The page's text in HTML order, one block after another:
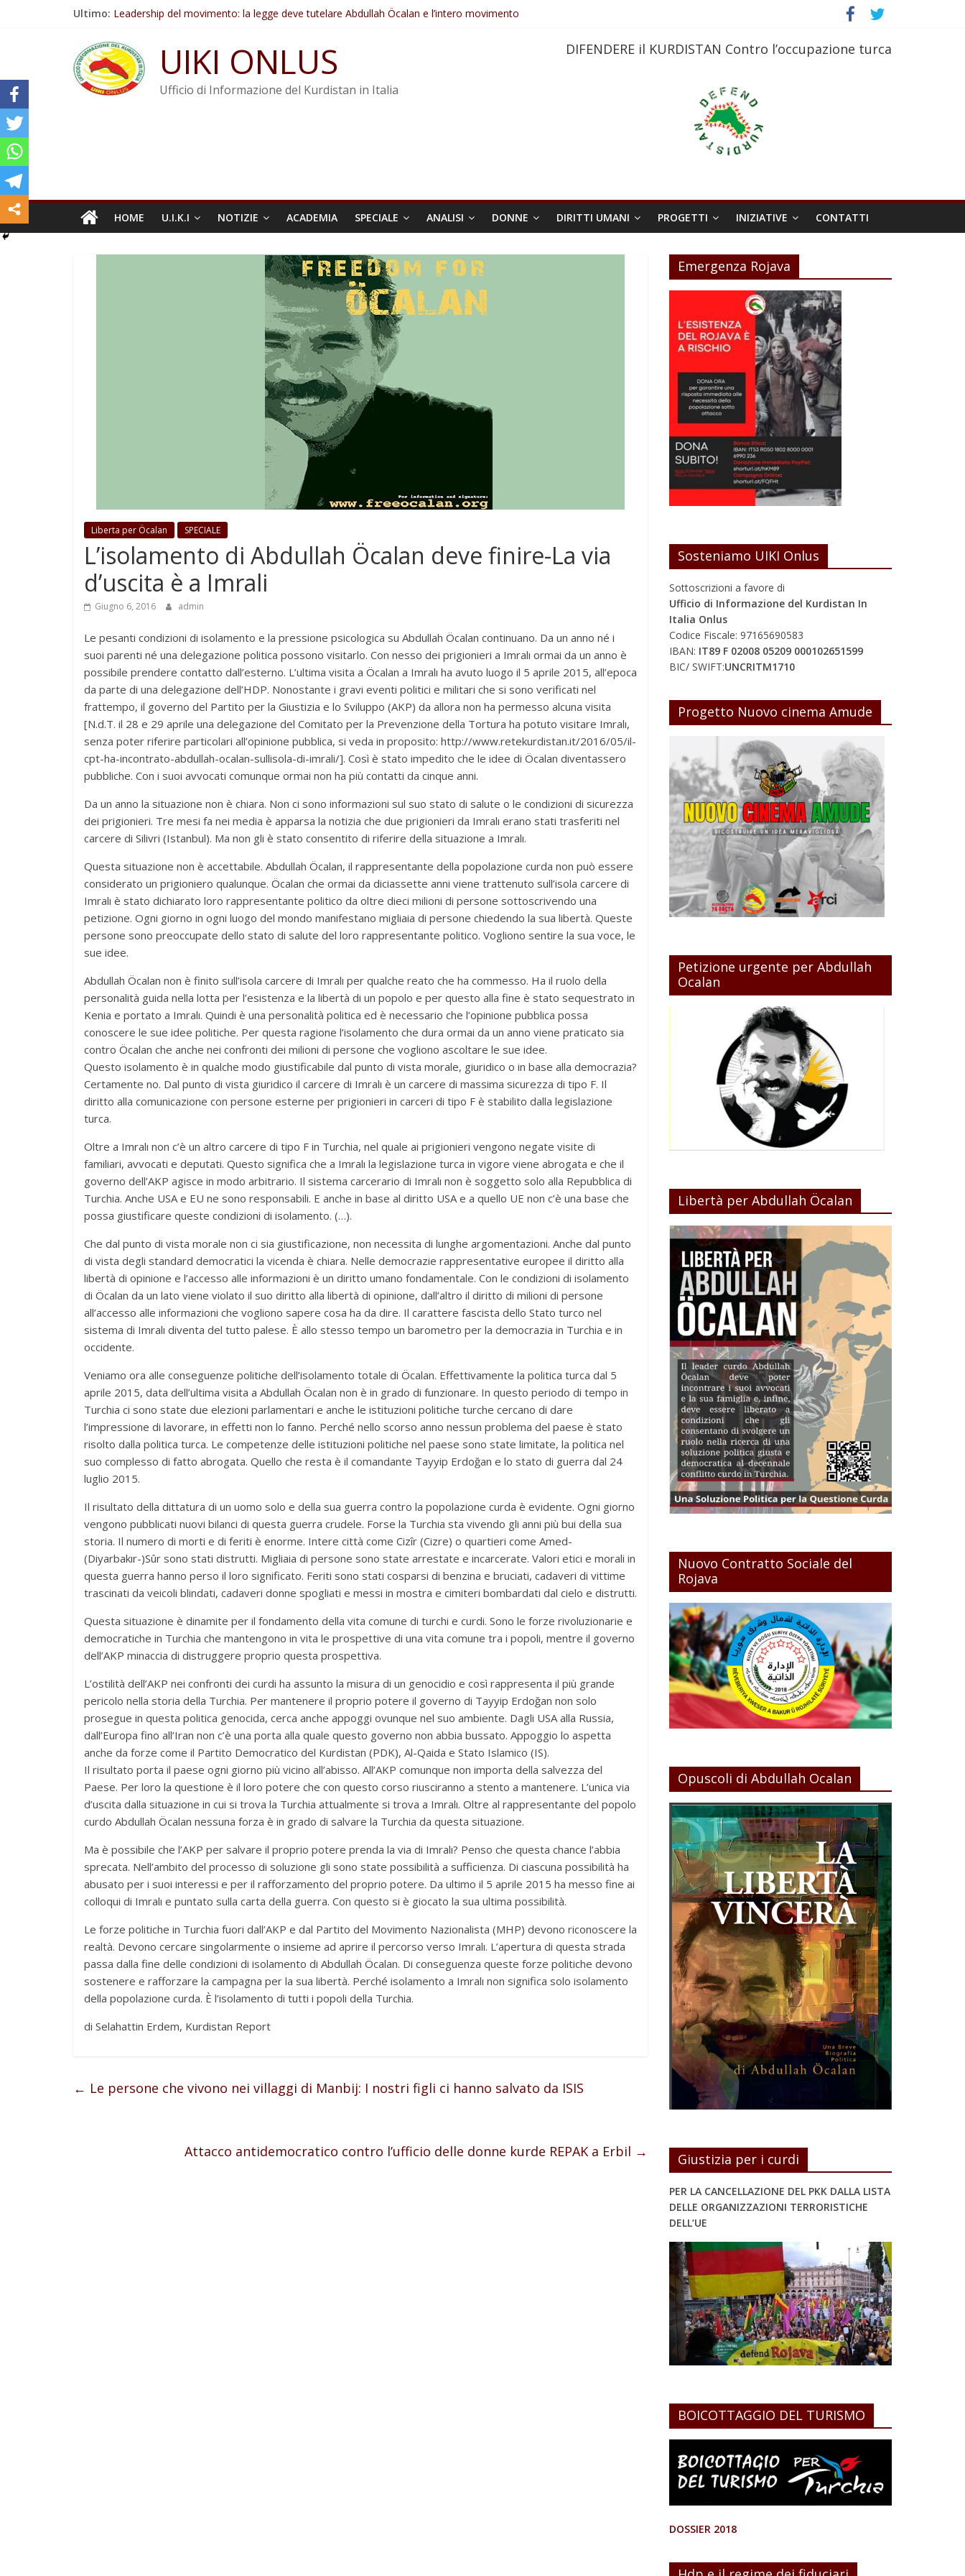
Ultimo: Leadership del movimento: la legge deve tutelare Abdullah Öcalan e l’intero movimento
Non tenere conto della situazione di Rêber Apo ostacolerebbe l’attuazione della legge
Il KNK chiede un’azione internazionale contro i crimini di guerra dell’Iran
Abdullah Öcalan: Le legge negativa deve essere trasformata in legge positiva
UIKI ONLUS
Ufficio di Informazione del Kurdistan in Italia
DIFENDERE il KURDISTAN Contro l’occupazione turca
HOME U.I.K.I NOTIZIE ACADEMIA SPECIALE ANALISI DONNE DIRITTI UMANI PROGETTI INIZIATIVE CONTATTI
Liberta per Öcalan SPECIALE
L’isolamento di Abdullah Öcalan deve finire-La via
d’uscita è a Imrali
Giugno 6, 2016 admin
Le pesanti condizioni di isolamento e la pressione psicologica su Abdullah Öcalan continuano. Da un anno né i
suoi parenti né una delegazione politica possono visitarlo. Con nesso dei prigionieri a Imralı ormai da un anno è
possibile prendere contatto dall’esterno. L’ultima visita a Öcalan a Imralı ha avuto luogo il 5 aprile 2015, all’epoca
da parte di una delegazione dell’HDP. Nonostante i gravi eventi politici e militari che si sono verificati nel
frattempo, il governo del Partito per la Giustizia e lo Sviluppo (AKP) da allora non ha permesso alcuna visita
[N.d.T. il 28 e 29 aprile una delegazione del Comitato per la Prevenzione della Tortura ha potuto visitare Imralı,
senza poter riferire particolari all’opinione pubblica, si veda in proposito: http://www.retekurdistan.it/2016/05/il-
cpt-ha-incontrato-abdullah-ocalan-sullisola-di-imrali/]. Così è stato impedito che le idee di Öcalan diventassero
pubbliche. Con i suoi avvocati comunque ormai non ha più contatti da cinque anni.
Da un anno la situazione non è chiara. Non ci sono informazioni sul suo stato di salute o le condizioni di sicurezza
dei prigionieri. Tre mesi fa nei media è apparsa la notizia che due prigionieri da Imralı erano stati trasferiti nel
carcere di Silivri (Istanbul). Ma non gli è stato consentito di riferire della situazione a Imralı.
Questa situazione non è accettabile. Abdullah Öcalan, il rappresentante della popolazione curda non può essere
considerato un prigioniero qualunque. Öcalan che ormai da diciassette anni viene trattenuto sull’isola carcere di
Imralı è stato dichiarato loro rappresentante politico da oltre dieci milioni di persone sottoscrivendo una
petizione. Ogni giorno in ogni luogo del mondo manifestano migliaia di persone chiedendo la sua libertà. Queste
persone sono preoccupate dello stato di salute del loro rappresentante politico. Vogliono sentire la sua voce, le
sue idee.
Abdullah Öcalan non è finito sull’isola carcere di Imralı per qualche reato che ha commesso. Ha il ruolo della
personalità guida nella lotta per l’esistenza e la libertà di un popolo e per questo alla fine è stato sequestrato in
Kenia e portato a Imralı. Quindi è una personalità politica ed è necessario che l’opinione pubblica possa
conoscere le sue idee politiche. Per questa ragione l’isolamento che dura ormai da un anno viene praticato sia
contro Öcalan che anche nei confronti dei milioni di persone che vogliono ascoltare le sue idee.
Questo isolamento è in qualche modo giustificabile dal punto di vista morale, giuridico o in base alla democrazia?
Certamente no. Dal punto di vista giuridico il carcere di Imralı è un carcere di massima sicurezza di tipo F. Il
diritto alla comunicazione con persone esterne per prigionieri in carceri di tipo F è stabilito dalla legislazione
turca.
Oltre a Imralı non c’è un altro carcere di tipo F in Turchia, nel quale ai prigionieri vengono negate visite di
familiari, avvocati e deputati. Questo significa che a Imralı la legislazione turca in vigore viene abrogata e che il
governo dell’AKP agisce in modo arbitrario. Il sistema carcerario di Imralı non è soggetto solo alla Repubblica di
Turchia. Anche USA e EU ne sono responsabili. E anche in base al diritto USA e a quello UE non c’è una base che
possa giustificare queste condizioni di isolamento. (…).
Che dal punto di vista morale non ci sia giustificazione, non necessita di lunghe argomentazioni. Anche dal punto
di vista degli standard democratici la vicenda è chiara. Nelle democrazie rappresentative europee il diritto alla
libertà di opinione e l’accesso alle informazioni è un diritto umano fondamentale. Con le condizioni di isolamento
di Öcalan da un lato viene violato il suo diritto alla libertà di opinione, dall’altro il diritto di milioni di persone
all’accesso alle informazioni che vogliono sapere cosa ha da dire. Il carattere fascista dello Stato turco nel
sistema di Imralı diventa del tutto palese. È allo stesso tempo un barometro per la democrazia in Turchia e in
occidente.
Veniamo ora alle conseguenze politiche dell’isolamento totale di Öcalan. Effettivamente la politica turca dal 5
aprile 2015, data dell’ultima visita a Abdullah Öcalan non è in grado di funzionare. In questo periodo di tempo in
Turchia ci sono state due elezioni parlamentari e anche le istituzioni politiche turche cercano di dare
l’impressione di lavorare, in effetti non lo fanno. Perché nello scorso anno nessun problema del paese è stato
risolto dalla politica turca. Le competenze delle istituzioni politiche nel paese sono state limitate, la politica nel
suo complesso di fatto abrogata. Quello che resta è il comandante Tayyip Erdoğan e lo stato di guerra dal 24
luglio 2015.
Il risultato della dittatura di un uomo solo e della sua guerra contro la popolazione curda è evidente. Ogni giorno
vengono pubblicati nuovi bilanci di questa guerra crudele. Forse la Turchia sta vivendo gli anni più bui della sua
storia. Il numero di morti e di feriti è enorme. Intere città come Cizîr (Cizre) o quartieri come Amed-
(Diyarbakır-)Sûr sono stati distrutti. Migliaia di persone sono state arrestate e incarcerate. Valori etici e morali in
questa guerra hanno perso il loro significato. Feriti sono stati cosparsi di benzina e bruciati, cadaveri di vittime
trascinati da veicoli blindati, cadaveri donne spogliati e messi in mostra e cimiteri bombardati dal cielo e distrutti.
Questa situazione è dinamite per il fondamento della vita comune di turchi e curdi. Sono le forze rivoluzionarie e
democratiche in Turchia che mantengono in vita le prospettive di una vita comune tra i popoli, mentre il governo
dell’AKP minaccia di distruggere proprio questa prospettiva.
L’ostilità dell’AKP nei confronti dei curdi ha assunto la misura di un genocidio e così rappresenta il più grande
pericolo nella storia della Turchia. Per mantenere il proprio potere il governo di Tayyip Erdoğan non solo
prosegue in questa politica genocida, cerca anche appoggi ovunque nel suo ambiente. Dagli USA alla Russia,
dall’Europa fino all’Iran non c’è una porta alla quale questo governo non abbia bussato. Appoggio lo aspetta
anche da forze come il Partito Democratico del Kurdistan (PDK), Al-Qaida e Stato Islamico (IS).
Il risultato porta il paese ogni giorno più vicino all’abisso. All’AKP comunque non importa della salvezza del
Paese. Per loro la questione è il loro potere che con questo corso riusciranno a stento a mantenere. L’unica via
d’uscita dalla situazione in cui si trova la Turchia attualmente si trova a Imralı. Oltre al rappresentante del popolo
curdo Abdullah Öcalan nessuna forza è in grado di salvare la Turchia da questa situazione.
Ma è possibile che l’AKP per salvare il proprio potere prenda la via di Imralı? Penso che questa chance l’abbia
sprecata. Nell’ambito del processo di soluzione gli sono state possibilità a sufficienza. Di ciascuna possibilità ha
abusato per i suoi interessi e per il rafforzamento del proprio potere. Da ultimo il 5 aprile 2015 ha messo fine ai
colloqui di Imralı e puntato sulla carta della guerra. Con questo si è giocato la sua ultima possibilità.
Le forze politiche in Turchia fuori dall’AKP e dal Partito del Movimento Nazionalista (MHP) devono riconoscere la
realtà. Devono cercare singolarmente o insieme ad aprire il percorso verso Imralı. L’apertura di questa strada
passa dalla fine delle condizioni di isolamento di Abdullah Öcalan. Di conseguenza queste forze politiche devono
sostenere e rafforzare la campagna per la sua libertà. Perché isolamento a Imralı non significa solo isolamento
della popolazione curda. È l’isolamento di tutti i popoli della Turchia.
di Selahattin Erdem, Kurdistan Report
← Le persone che vivono nei villaggi di Manbij: I nostri figli ci hanno salvato da ISIS
Attacco antidemocratico contro l’ufficio delle donne kurde REPAK a Erbil →
Emergenza Rojava
Sosteniamo UIKI Onlus
Sottoscrizioni a favore di
Ufficio di Informazione del Kurdistan In
Italia Onlus
Codice Fiscale: 97165690583
IBAN: IT89 F 02008 05209 000102651599
BIC/ SWIFT:UNCRITM1710
Progetto Nuovo cinema Amude
Petizione urgente per Abdullah
Ocalan
Libertà per Abdullah Öcalan
Nuovo Contratto Sociale del
Rojava
Opuscoli di Abdullah Ocalan
Giustizia per i curdi
PER LA CANCELLAZIONE DEL PKK DALLA LISTA
DELLE ORGANIZZAZIONI TERRORISTICHE
DELL’UE
BOICOTTAGGIO DEL TURISMO
DOSSIER 2018